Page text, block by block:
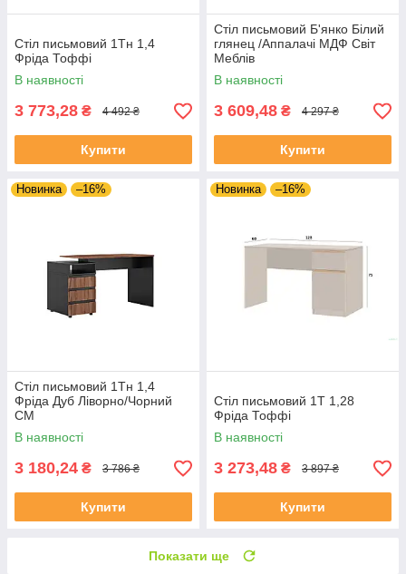
Стіл письмовий 1Тн 1,4
Фріда Тоффі
В наявності
3 773,28 ₴ 4 492 ₴
Купити
Стіл письмовий Б'янко Білий
глянец /Аппалачі МДФ Світ
Меблів
В наявності
3 609,48 ₴ 4 297 ₴
Купити
Новинка –16%
Стіл письмовий 1Тн 1,4
Фріда Дуб Ліворно/Чорний
СМ
В наявності
3 180,24 ₴ 3 786 ₴
Купити
Новинка –16%
Стіл письмовий 1Т 1,28
Фріда Тоффі
В наявності
3 273,48 ₴ 3 897 ₴
Купити
Показати ще